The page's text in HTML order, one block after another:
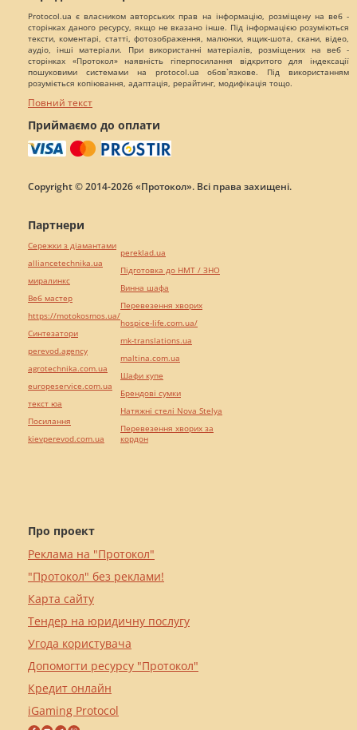
Protocol.ua є власником авторських прав на інформацію, розміщену на веб -
сторінках даного ресурсу, якщо не вказано інше. Під інформацією розуміються
тексти, коментарі, статті, фотозображення, малюнки, ящик-шота, скани, відео,
аудіо, інші матеріали. При використанні матеріалів, розміщених на веб -
сторінках «Протокол» наявність гіперпосилання відкритого для індексації
пошуковими системами на protocol.ua обов`язкове. Під використанням
розуміється копіювання, адаптація, рерайтинг, модифікація тощо.
Повний текст
Приймаємо до оплати
Copyright © 2014-2026 «Протокол». Всі права захищені.
Про проект
Реклама на "Протокол"
"Протокол" без реклами!
Карта сайту
Тендер на юридичну послугу
Угода користувача
Допомогти ресурсу "Протокол"
Кредит онлайн
iGaming Protocol
Партнери
Сережки з діамантами
alliancetechnika.ua
миралинкс
Веб мастер
https://motokosmos.ua/
Синтезатори
perevod.agency
agrotechnika.com.ua
europeservice.com.ua
текст юа
Посилання
kievperevod.com.ua
pereklad.ua
Підготовка до НМТ / ЗНО
Винна шафа
Перевезення хворих
hospice-life.com.ua/
mk-translations.ua
maltina.com.ua
Шафи купе
Брендові сумки
Натяжні стелі Nova Stelya
Перевезення хворих за
кордон